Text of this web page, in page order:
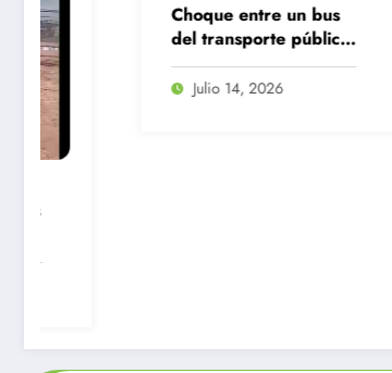
entre un bus
transporte público
camioneta en
Centro
Julio 14, 2026